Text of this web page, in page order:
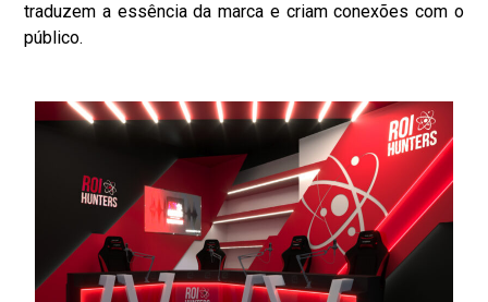
traduzem a essência da marca e criam conexões com o
público.